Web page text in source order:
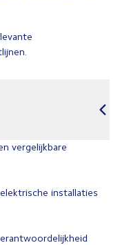
vergelijkbare
installaties